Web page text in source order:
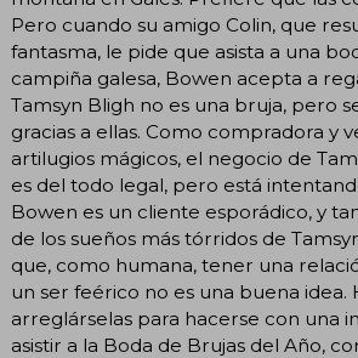
Pero cuando su amigo Colin, que
fantasma, le pide que asista a una
campiña galesa, Bowen acepta a
Tamsyn Bligh no es una bruja, pero
gracias a ellas. Como compradora y
artilugios mágicos, el negocio de
es del todo legal, pero está
Bowen es un cliente esporádico, y
de los sueños más tórridos de
que, como humana, tener una
un ser feérico no es una buena idea.
arreglárselas para hacerse con una
asistir a la Boda de Brujas del Año,